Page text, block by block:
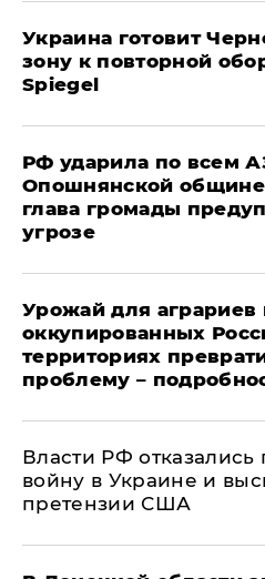
Украина готовит
зону к повторной
Spiegel
РФ ударила по всем
Опошнянской
глава громады
угрозе
Урожай для аграриев
оккупированных
территориях
проблему –
Власти РФ отказались
войну в Украине и
претензии США